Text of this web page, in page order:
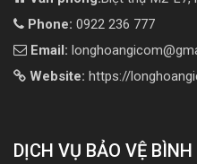
Phone: 0922 236 777
Email:
Website: https://
DỊCH VỤ BẢO VỆ BÌNH